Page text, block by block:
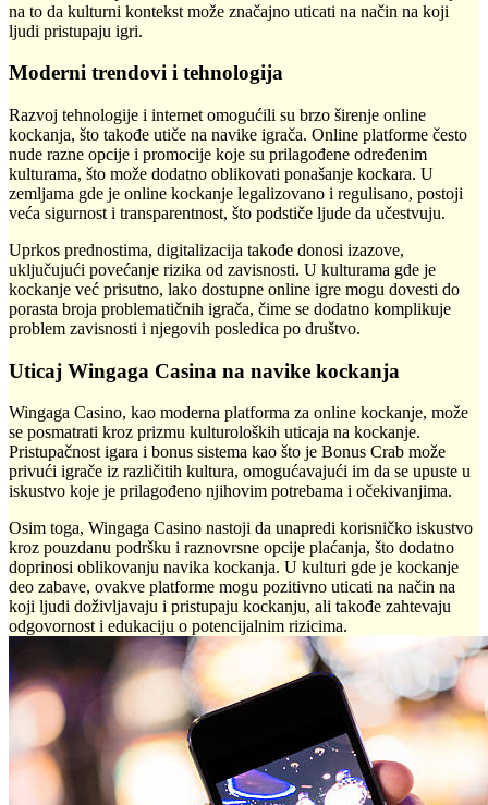
na to da kulturni kontekst može značajno uticati na način na koji
ljudi pristupaju igri.
Moderni trendovi i tehnologija
Razvoj tehnologije i internet omogućili su brzo širenje online
kockanja, što takođe utiče na navike igrača. Online platforme često
nude razne opcije i promocije koje su prilagođene određenim
kulturama, što može dodatno oblikovati ponašanje kockara. U
zemljama gde je online kockanje legalizovano i regulisano, postoji
veća sigurnost i transparentnost, što podstiče ljude da učestvuju.
Uprkos prednostima, digitalizacija takođe donosi izazove,
uključujući povećanje rizika od zavisnosti. U kulturama gde je
kockanje već prisutno, lako dostupne online igre mogu dovesti do
porasta broja problematičnih igrača, čime se dodatno komplikuje
problem zavisnosti i njegovih posledica po društvo.
Uticaj Wingaga Casina na navike kockanja
Wingaga Casino, kao moderna platforma za online kockanje, može
se posmatrati kroz prizmu kulturoloških uticaja na kockanje.
Pristupačnost igara i bonus sistema kao što je Bonus Crab može
privući igrače iz različitih kultura, omogućavajući im da se upuste u
iskustvo koje je prilagođeno njihovim potrebama i očekivanjima.
Osim toga, Wingaga Casino nastoji da unapredi korisničko iskustvo
kroz pouzdanu podršku i raznovrsne opcije plaćanja, što dodatno
doprinosi oblikovanju navika kockanja. U kulturi gde je kockanje
deo zabave, ovakve platforme mogu pozitivno uticati na način na
koji ljudi doživljavaju i pristupaju kockanju, ali takođe zahtevaju
odgovornost i edukaciju o potencijalnim rizicima.